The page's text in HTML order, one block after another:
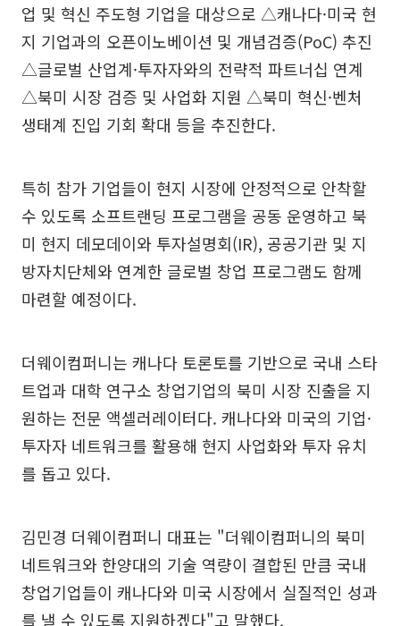
업 및 혁신 주도형 기업을 대상으로 △캐나다·미국 현
지 기업과의 오픈이노베이션 및 개념검증(PoC) 추진
△글로벌 산업계·투자자와의 전략적 파트너십 연계
△북미 시장 검증 및 사업화 지원 △북미 혁신·벤처
생태계 진입 기회 확대 등을 추진한다.
특히 참가 기업들이 현지 시장에 안정적으로 안착할
수 있도록 소프트랜딩 프로그램을 공동 운영하고 북
미 현지 데모데이와 투자설명회(IR), 공공기관 및 지
방자치단체와 연계한 글로벌 창업 프로그램도 함께
마련할 예정이다.
더웨이컴퍼니는 캐나다 토론토를 기반으로 국내 스타
트업과 대학 연구소 창업기업의 북미 시장 진출을 지
원하는 전문 액셀러레이터다. 캐나다와 미국의 기업·
투자자 네트워크를 활용해 현지 사업화와 투자 유치
를 돕고 있다.
김민경 더웨이컴퍼니 대표는 "더웨이컴퍼니의 북미
네트워크와 한양대의 기술 역량이 결합된 만큼 국내
창업기업들이 캐나다와 미국 시장에서 실질적인 성과
를 낼 수 있도록 지원하겠다"고 말했다.